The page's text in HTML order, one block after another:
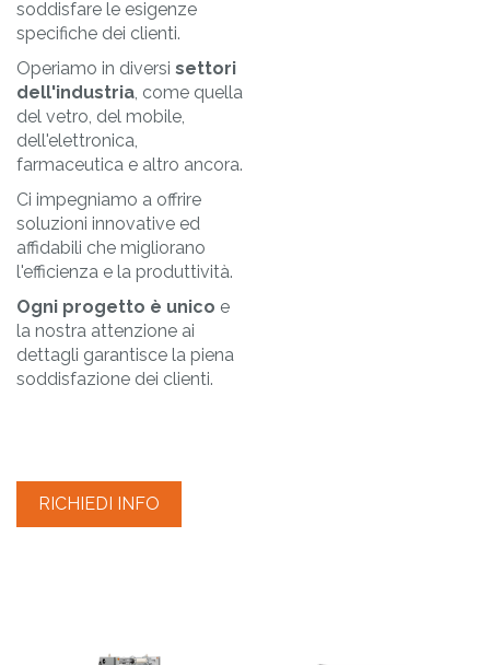
soddisfare le esigenze
specifiche dei clienti.
Operiamo in diversi settori
dell'industria, come quella
del vetro, del mobile,
dell'elettronica,
farmaceutica e altro ancora.
Ci impegniamo a offrire
soluzioni innovative ed
affidabili che migliorano
l'efficienza e la produttività.
Ogni progetto è unico e
la nostra attenzione ai
dettagli garantisce la piena
soddisfazione dei clienti.
RICHIEDI INFO